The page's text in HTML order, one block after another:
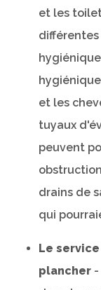
et les
différentes
et les
tuyaux
peuvent
drains de
qui
Le
plancher -